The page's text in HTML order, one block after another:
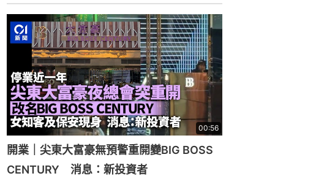
00:56
開業｜尖東大富豪無預警重開變BIG BOSS
CENTURY 消息：新投資者